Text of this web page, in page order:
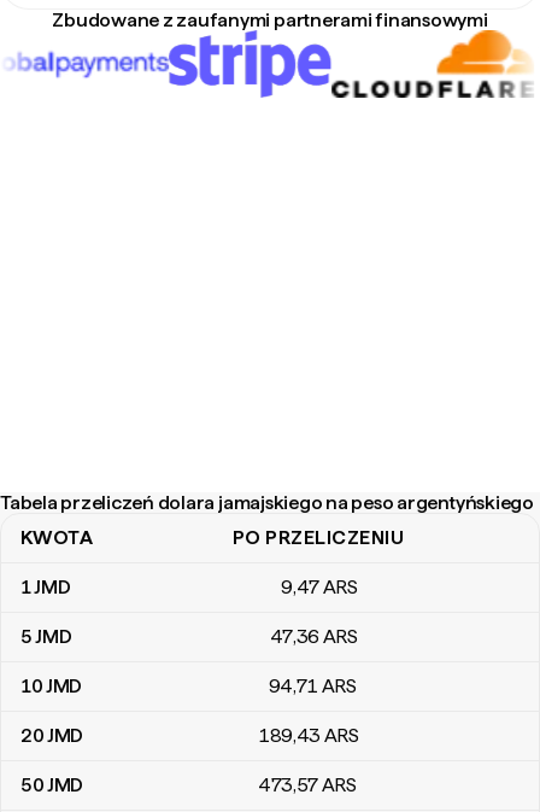
Zbudowane z zaufanymi partnerami finansowymi
Tabela przeliczeń dolara jamajskiego na peso argentyńskiego
Tabela przeliczeń dolara jamajskiego na peso argentyńskiego
KWOTA PO PRZELICZENIU
1JMD 9,47ARS
5JMD 47,36 ARS
10JMD 94,71 ARS
20JMD 189,43 ARS
50JMD 473,57ARS